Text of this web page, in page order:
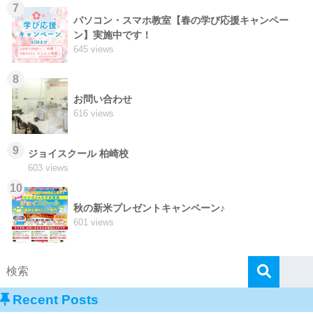
7
パソコン・スマホ教室【春の学び応援キャンペー
ン】実施中です！
645 views
8
お問い合わせ
616 views
9 ジョイスクール 柏崎校
603 views
10
秋の新米プレゼントキャンペーン♪
601 views
Recent Posts